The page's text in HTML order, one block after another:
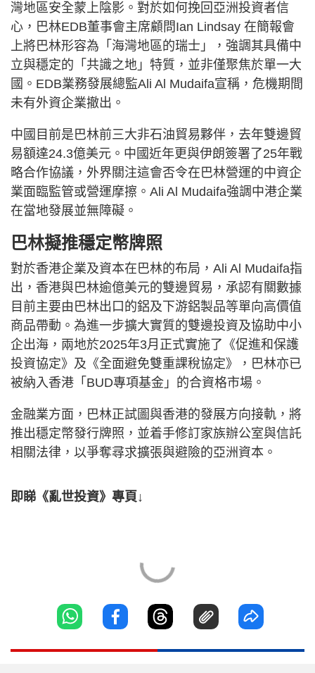
灣地區安全蒙上陰影。對於如何挽回亞洲投資者信
心，巴林EDB董事會主席顧問Ian Lindsay 在簡報會
上將巴林形容為「海灣地區的瑞士」，強調其具備中
立與穩定的「共識之地」特質，並非僅聚焦於單一大
國。EDB業務發展總監Ali Al Mudaifa宣稱，危機期間
未有外資企業撤出。
中國目前是巴林前三大非石油貿易夥伴，去年雙邊貿
易額達24.3億美元。中國近年更與伊朗簽署了25年戰
略合作協議，外界關注這會否令在巴林營運的中資企
業面臨監管或營運摩擦。Ali Al Mudaifa強調中港企業
在當地發展並無障礙。
巴林擬推穩定幣牌照
對於香港企業及資本在巴林的布局，Ali Al Mudaifa指
出，香港與巴林逾億美元的雙邊貿易，承認有關數據
目前主要由巴林出口的鋁及下游鋁製品等單向高價值
商品帶動。為進一步擴大實質的雙邊投資及協助中小
企出海，兩地於2025年3月正式實施了《促進和保護
投資協定》及《全面避免雙重課稅協定》，巴林亦已
被納入香港「BUD專項基金」的合資格市場。
金融業方面，巴林正試圖與香港的發展方向接軌，將
推出穩定幣發行牌照，並着手修訂家族辦公室與信託
相關法律，以爭奪尋求擴張與避險的亞洲資本。
即睇《亂世投資》專頁↓